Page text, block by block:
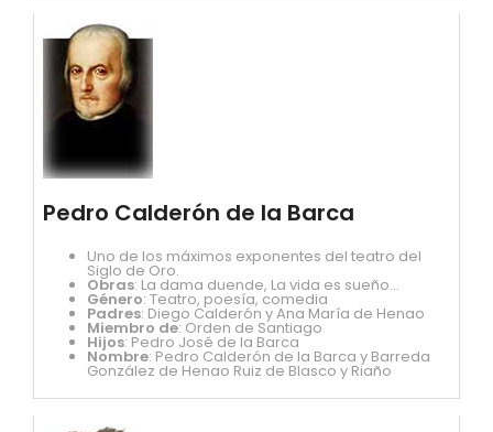
Pedro Calderón de la Barca
Uno de los máximos exponentes del teatro del
Siglo de Oro.
Obras: La dama duende, La vida es sueño...
Género: Teatro, poesía, comedia
Padres: Diego Calderón y Ana María de Henao
Miembro de: Orden de Santiago
Hijos: Pedro José de la Barca
Nombre: Pedro Calderón de la Barca y Barreda
González de Henao Ruiz de Blasco y Riaño